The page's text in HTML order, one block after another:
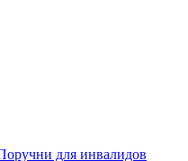
для инвалидов